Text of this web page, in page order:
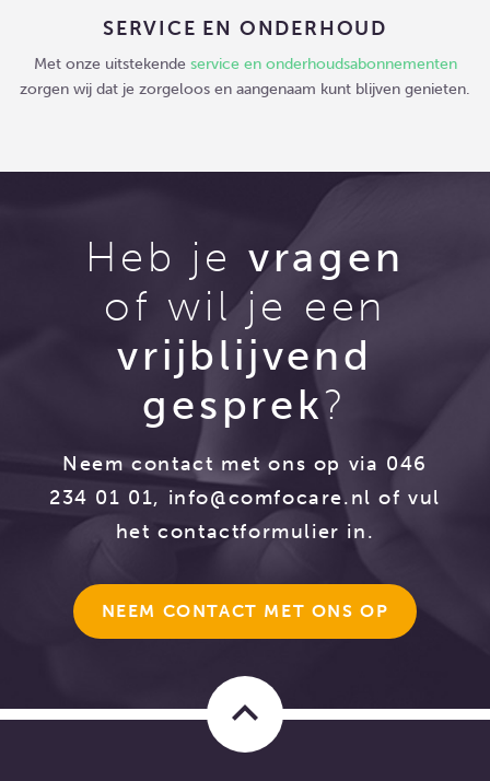
SERVICE EN ONDERHOUD
Met onze uitstekende service en onderhoudsabonnementen
zorgen wij dat je zorgeloos en aangenaam kunt blijven genieten.
Heb je vragen
of wil je een
vrijblijvend
gesprek?
Neem contact met ons op via 046
234 01 01, info@comfocare.nl of vul
het contactformulier in.
NEEM CONTACT MET ONS OP
keyboard_arrow_up